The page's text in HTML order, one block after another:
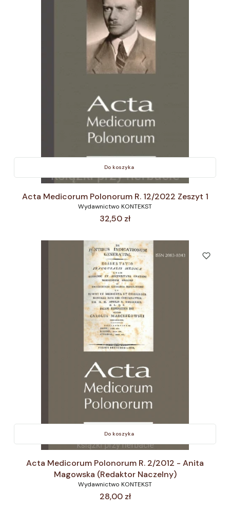
Do koszyka
Acta Medicorum Polonorum R. 12/2022 Zeszyt 1
Wydawnictwo KONTEKST
Cena
32,50 zł
Do koszyka
Acta Medicorum Polonorum R. 2/2012 - Anita
Magowska (Redaktor Naczelny)
Wydawnictwo KONTEKST
Cena
28,00 zł